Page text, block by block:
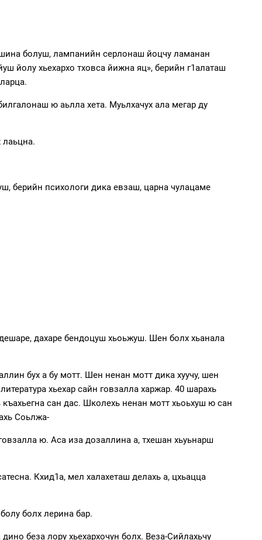
болуш, лампанийн серлонаш йоцчу ламанан
йолу хьехархо тховса йижна яц», берийн г1алаташ
ю аьлла хета. Муьлхачух ала мегар ду
лаьцна.
берийн психологи дика евзаш, царна чулацаме
дахаре бендоцуш хьоьжуш. Шен болх хьанала
бух а бу мотт. Шен ненан мотт дика хуучу, шен
хьехар сайн говзалла харжар. 40 шарахь
сан дас. Школехь ненан мотт хьоьхуш ю сан
Соьлжа-
ю. Аса иза дозаллина а, тхешан хьуьнарш
Кхид1а, мел халахеташ делахь а, цхьацца
болх лерина бар.
беза лору хьехархочун болх. Веза-Сийлахьчу